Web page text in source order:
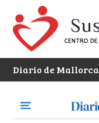
Diario de Mallorca